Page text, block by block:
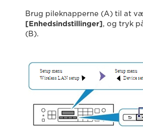
Brug pileknapperne (A) til at
[Enhedsindstillinger], og tryk
(B).